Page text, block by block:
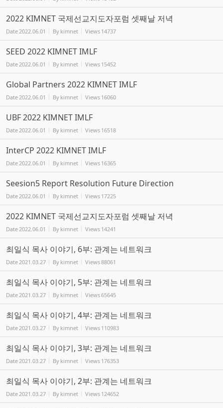
2022 KIMNET 국제선교지도자포럼 셋째날 저녁
Date2022.06.01 By kimnet Views 14737
SEED 2022 KIMNET IMLF
Date2022.06.01 By kimnet Views 15452
Global Partners 2022 KIMNET IMLF
Date2022.06.01 By kimnet Views 16060
UBF 2022 KIMNET IMLF
Date2022.06.01 By kimnet Views 16518
InterCP 2022 KIMNET IMLF
Date2022.06.01 By kimnet Views 16365
Seesion5 Report Resolution Future Direction
Date2022.06.01 By kimnet Views 17225
2022 KIMNET 국제선교지도자포럼 셋째날 저녁
Date2022.06.01 By kimnet Views 14241
최일식 목사 이야기, 6부: 관계는 네트워크
Date2021.03.27 By kimnet Views88061
최일식 목사 이야기, 5부: 관계는 네트워크
Date2021.03.27 By kimnet Views65645
최일식 목사 이야기, 4부: 관계는 네트워크
Date2021.03.27 By kimnet Views 110983
최일식 목사 이야기, 3부: 관계는 네트워크
Date2021.03.27 By kimnet Views 176353
최일식 목사 이야기, 2부: 관계는 네트워크
Date2021.03.27 By kimnet Views 124652